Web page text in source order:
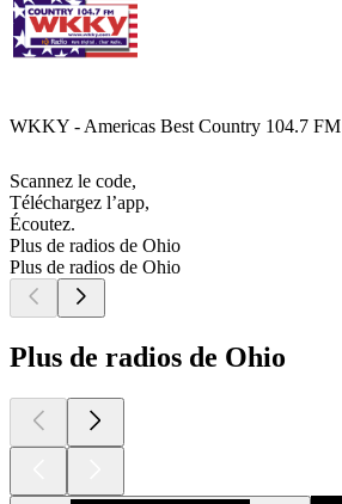
WKKY - Americas Best Country 104.7 FM
Scannez le code,
Téléchargez l’app,
Écoutez.
Plus de radios de Ohio
Plus de radios de Ohio
Plus de radios de Ohio